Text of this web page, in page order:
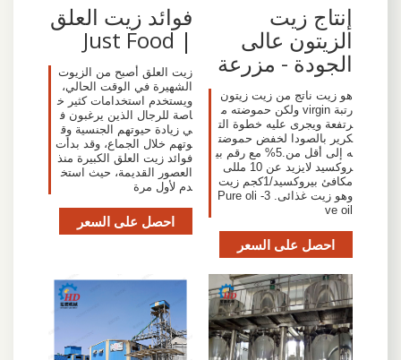
إنتاج زيت
الزيتون عالى
الجودة - مزرعة
هو زيت ناتج من زيت زيتون
رتبة virgin ولكن حموضته م
رتفعة ويجرى عليه خطوة الت
كرير بالصودا لخفض حموضت
ه إلى أقل من.5% مع رقم بي
روكسيد لايزيد عن 10 مللى
مكافئ بيروكسيد/1كجم زيت
وهو زيت غذائى. 3- Pure oli
ve oil
احصل على السعر
فوائد زيت العلق
| Just Food
زيت العلق أصبح من الزيوت
الشهيرة في الوقت الحالي،
ويستخدم استخدامات كثير خ
اصة للرجال الذين يرغبون ف
ي زيادة حيوتهم الجنسية وق
وتهم خلال الجماع، وقد بدأت
فوائد زيت العلق الكبيرة منذ
العصور القديمة، حيث استخ
دم لأول مرة
احصل على السعر